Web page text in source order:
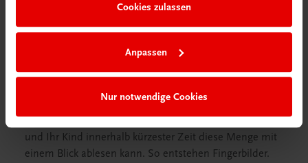
Cookies zulassen
Anpassen
Nur notwendige Cookies
eins bis zehn den Fingern zugeordnet.
Das hat den Vorteil, dass z. B. 4 immer gleich aussieht
und Ihr Kind innerhalb kürzester Zeit diese Menge mit
einem Blick ablesen kann. So entstehen Fingerbilder.